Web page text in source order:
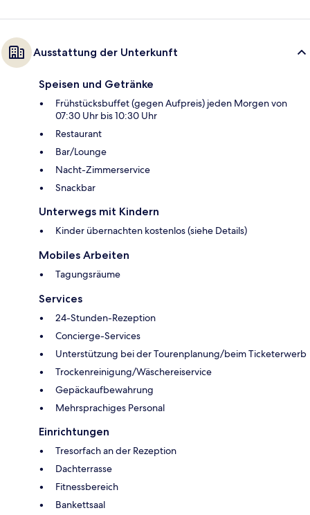
Ausstattung der Unterkunft
Speisen und Getränke
Frühstücksbuffet (gegen Aufpreis) jeden Morgen von
07:30 Uhr bis 10:30 Uhr
Restaurant
Bar/Lounge
Nacht-Zimmerservice
Snackbar
Unterwegs mit Kindern
Kinder übernachten kostenlos (siehe Details)
Mobiles Arbeiten
Tagungsräume
Services
24-Stunden-Rezeption
Concierge-Services
Unterstützung bei der Tourenplanung/beim Ticketerwerb
Trockenreinigung/Wäschereiservice
Gepäckaufbewahrung
Mehrsprachiges Personal
Einrichtungen
Tresorfach an der Rezeption
Dachterrasse
Fitnessbereich
Bankettsaal